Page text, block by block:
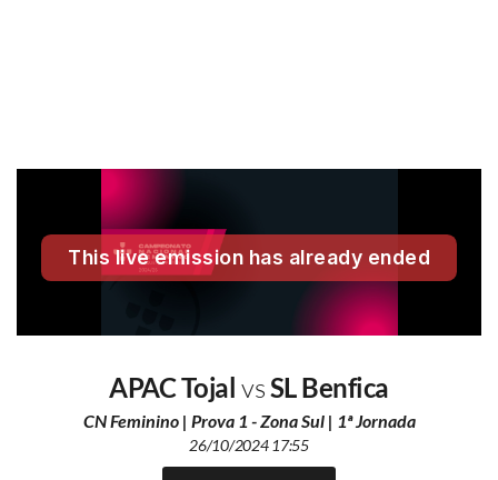
APAC Tojal vsSL Benfica
CN Feminino | Prova 1 - Zona Sul | 1ª Jornada
26/10/2024 17:55